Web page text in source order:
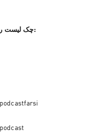
چک لیست رایگانِ راهنمایی هایی برای نعوظ همیشگی: